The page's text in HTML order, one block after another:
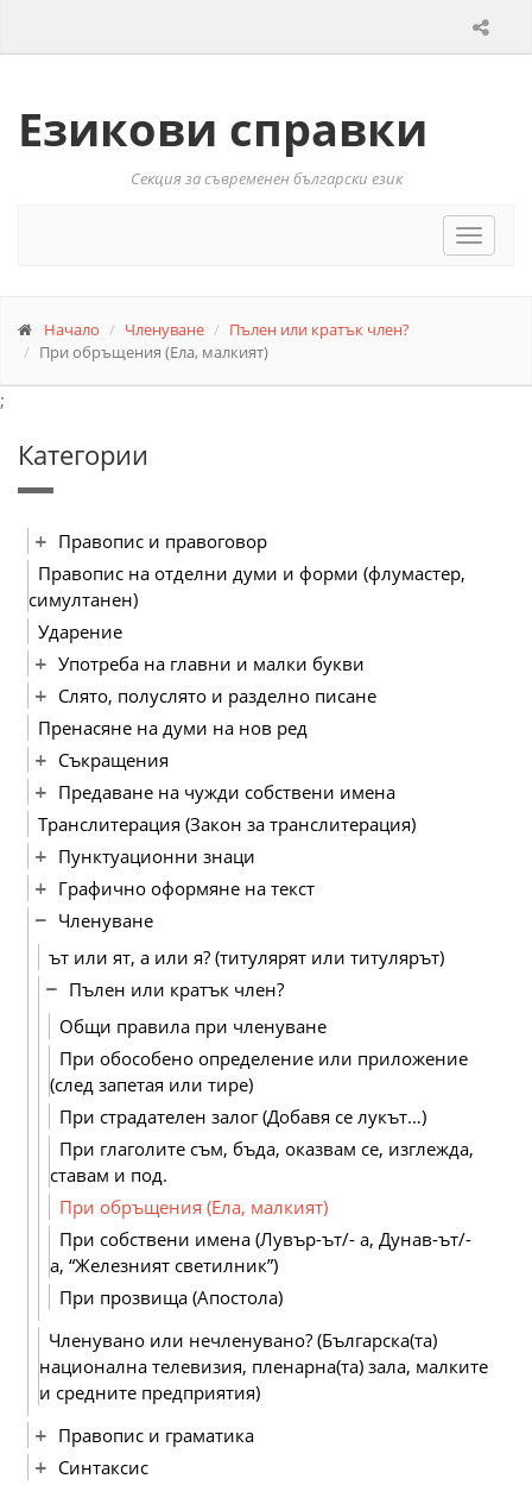
Езикови справки
Секция за съвременен български език
Toggle
Начало Членуване
Пълен или кратък член?
При обръщения (Ела, малкият)
;
Категории
Правопис и правоговор
Правопис на отделни думи и форми (флумастер,
симултанен)
Ударение
Употреба на главни и малки букви
Слято, полуслято и разделно писане
Пренасяне на думи на нов ред
Съкращения
Предаване на чужди собствени имена
Транслитерация (Закон за транслитерация)
Пунктуационни знаци
Графично оформяне на текст
Членуване
ът или ят, а или я? (титулярят или титулярът)
Пълен или кратък член?
Общи правила при членуване
При обособено определение или приложение
(след запетая или тире)
При страдателен залог (Добавя се лукът…)
При глаголите съм, бъда, оказвам се, изглежда,
ставам и под.
При обръщения (Ела, малкият)
При собствени имена (Лувър-ът/- а, Дунав-ът/-
а, “Железният светилник”)
При прозвища (Апостола)
Членувано или нечленувано? (Българска(та)
национална телевизия, пленарна(та) зала, малките
и средните предприятия)
Правопис и граматика
Синтаксис